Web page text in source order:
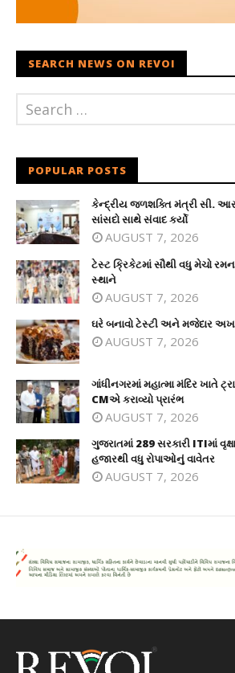
SEARCH NEWS ON REVOI
POPULAR POSTS
કેન્દ્રીય જળશક્તિ મંત્રી સી. આર.
સાંસદો સાથે સંવાદ કર્યો
AUGUST 7, 2026
ટેસ્ટ ક્રિકેટમાં સૌથી વધુ મેચો
સ્થાને
AUGUST 7, 2026
ઘરે બનાવો ટેસ્ટી અને મજેદાર
AUGUST 7, 2026
ગાંધીનગરમાં મહાત્મા મંદિર ખાતે
CMએ કરાવ્યો પ્રારંભ
AUGUST 7, 2026
ગુજરાતમાં 289 સરકારી ITIમાં
હજારથી વધુ રોપાઓનું વાવેતર
AUGUST 7, 2026